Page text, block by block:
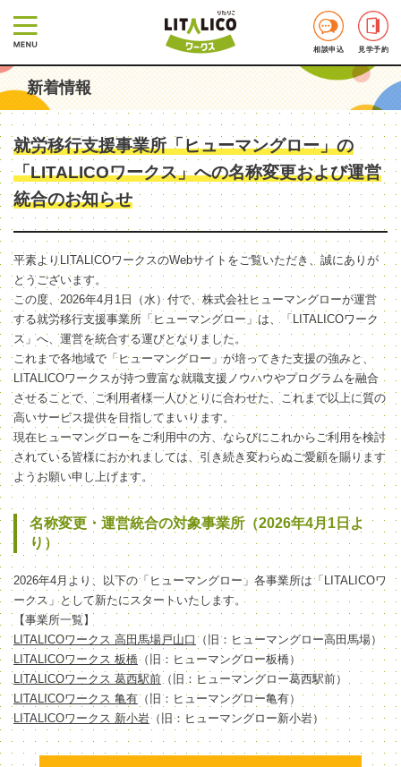
相談申込 見学予約
新着情報
就労移行支援事業所「ヒューマングロー」の
「LITALICOワークス」への名称変更および運営
統合のお知らせ
平素よりLITALICOワークスのWebサイトをご覧いただき、誠にありが
とうございます。
この度、2026年4月1日（水）付で、株式会社ヒューマングローが運営
する就労移行支援事業所「ヒューマングロー」は、「LITALICOワーク
ス」へ、運営を統合する運びとなりました。
これまで各地域で「ヒューマングロー」が培ってきた支援の強みと、
LITALICOワークスが持つ豊富な就職支援ノウハウやプログラムを融合
させることで、ご利用者様一人ひとりに合わせた、これまで以上に質の
高いサービス提供を目指してまいります。
現在ヒューマングローをご利用中の方、ならびにこれからご利用を検討
されている皆様におかれましては、引き続き変わらぬご愛顧を賜ります
ようお願い申し上げます。
名称変更・運営統合の対象事業所（2026年4月1日よ
り）
2026年4月より、以下の「ヒューマングロー」各事業所は「LITALICOワ
ークス」として新たにスタートいたします。
【事業所一覧】
LITALICOワークス 高田馬場戸山口 （旧：ヒューマングロー高田馬場）
LITALICOワークス 板橋（旧：ヒューマングロー板橋）
LITALICOワークス 葛西駅前 （旧：ヒューマングロー葛西駅前）
LITALICOワークス 亀有（旧：ヒューマングロー亀有）
LITALICOワークス 新小岩（旧：ヒューマングロー新小岩）